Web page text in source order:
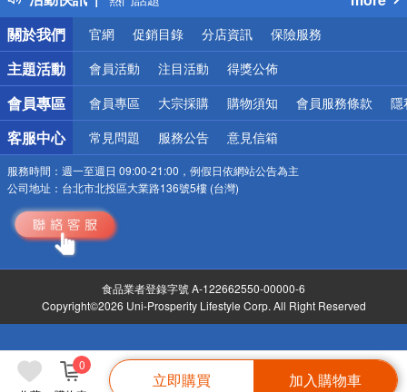
0
立即購買 加入購物車
銀行優惠
偏遠地區配送
詐騙網頁！請小心！
關於我們
官網 促銷目錄 分店資訊 保險服務
主題活動 會員活動 注目活動 得獎公佈
會員專區 會員專區 大宗採購 購物須知 會員服務條款 隱
客服中心 常見問題 服務公告 意見信箱
服務時間： 週一至週日 09:00-21:00，例假日依網站公告為主
公司地址： 台北市北投區大業路136號5樓 (台灣)
食品業者登錄字號 A-122662550-00000-6
Copyright©2026 Uni-Prosperity Lifestyle Corp. All Right Reserved